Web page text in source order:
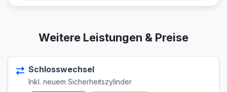
Weitere Leistungen & Preise
Schlosswechsel
Inkl. neuem Sicherheitszylinder